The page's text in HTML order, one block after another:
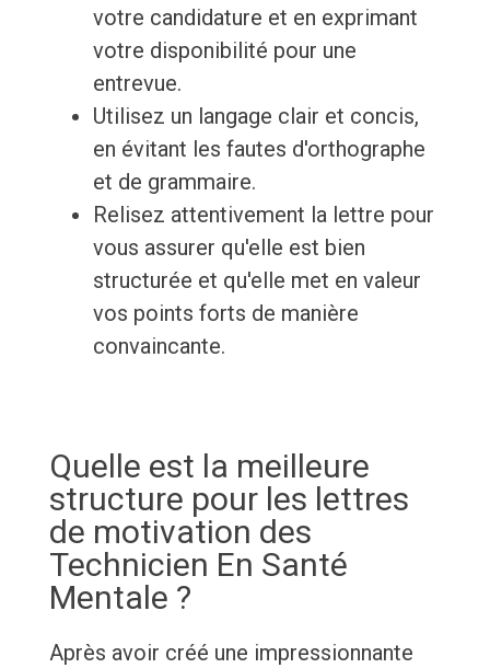
votre candidature et en exprimant
votre disponibilité pour une
entrevue.
Utilisez un langage clair et concis,
en évitant les fautes d'orthographe
et de grammaire.
Relisez attentivement la lettre pour
vous assurer qu'elle est bien
structurée et qu'elle met en valeur
vos points forts de manière
convaincante.
Quelle est la meilleure
structure pour les lettres
de motivation des
Technicien En Santé
Mentale ?
Après avoir créé une impressionnante